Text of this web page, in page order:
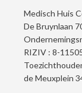
Medisch Huis
De Bruynlaan
RIZIV : 8-
de Meuxplein